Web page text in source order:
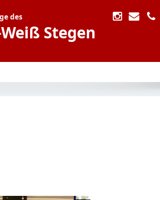
des
Weiß Stegen